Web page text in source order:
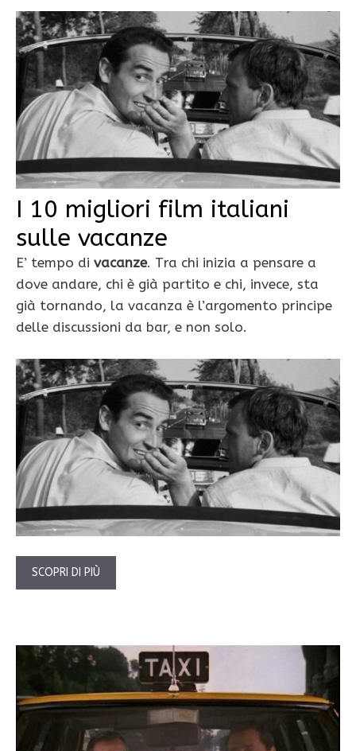
I 10 migliori film italiani
sulle vacanze
E’ tempo di vacanze. Tra chi inizia a pensare a
dove andare, chi è già partito e chi, invece, sta
già tornando, la vacanza è l’argomento principe
delle discussioni da bar, e non solo.
SCOPRI DI PIÙ